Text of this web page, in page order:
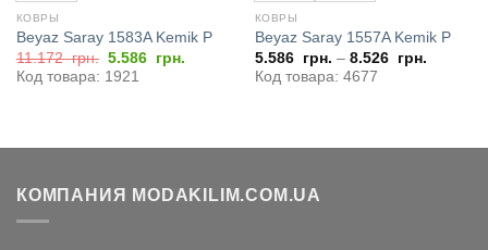
КОВРЫ
Beyaz Saray 1583A Kemik P
11.172грн. Первоначальная
цена
составляла
5.586 грн.
Код товара: 1921
КОВРЫ
Beyaz Saray 1557A Kemik P
5.586 грн. – 8.526 грн.
Код товара: 4677
КОМПАНИЯ MODAKILIM.COM.UA